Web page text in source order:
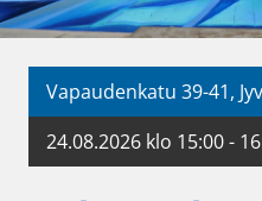
Vapaudenkatu 39-41,
24.08.2026 klo 15:00 -